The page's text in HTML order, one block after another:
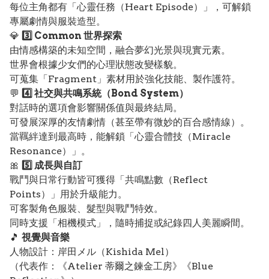
每位主角都有「心靈任務（Heart Episode）」，可解鎖
專屬劇情與服裝造型。
💎 3️⃣ Common 世界探索
由情感構築的未知空間，融合夢幻光景與現實元素。
世界會根據少女們的心理狀態改變樣貌。
可蒐集「Fragment」素材用於強化技能、製作護符。
💬 4️⃣ 社交與共鳴系統（Bond System）
對話時的選項會影響關係值與最終結局。
可發展深厚的友情劇情（甚至帶有微妙的百合感情線）。
當羈絆達到最高時，能解鎖「心靈合體技（Miracle
Resonance）」。
🎀 5️⃣ 成長與自訂
戰鬥與日常行動皆可獲得「共鳴點數（Reflect
Points）」用於升級能力。
可客製角色服裝、髮型與戰鬥特效。
同時支援「相機模式」，隨時捕捉或紀錄四人美麗瞬間。
🎵 視覺與音樂
人物設計：岸田メル（Kishida Mel）
（代表作：《Atelier 蒂爾之鍊金工房》《Blue